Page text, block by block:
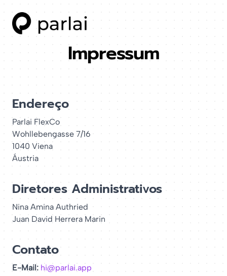
Impressum
Endereço
Parlai FlexCo
Wohllebengasse 7/16
1040 Viena
Áustria
Diretores Administrativos
Nina Amina Authried
Juan David Herrera Marin
Contato
E-Mail: hi@parlai.app